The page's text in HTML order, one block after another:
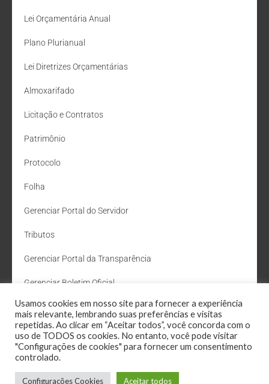
Lei Orçamentária Anual
Plano Plurianual
Lei Diretrizes Orçamentárias
Almoxarifado
Licitação e Contratos
Patrimônio
Protocolo
Folha
Gerenciar Portal do Servidor
Tributos
Gerenciar Portal da Transparência
Gerenciar Boletim Oficial
Departamento de Água e Esgoto
Administração Site
Webmail
Usamos cookies em nosso site para fornecer a experiência
mais relevante, lembrando suas preferências e visitas
repetidas. Ao clicar em “Aceitar todos”, você concorda com o
uso de TODOS os cookies. No entanto, você pode visitar
"Configurações de cookies" para fornecer um consentimento
controlado.
Configurações Cookies Aceitar todos